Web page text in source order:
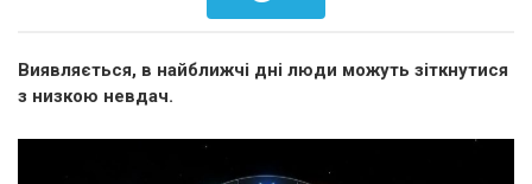
Виявляється, в найближчі дні люди можуть зіткнутися
з низкою невдач.